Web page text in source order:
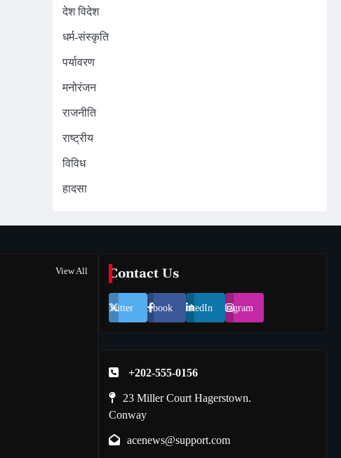
देश विदेश
धर्म-संस्कृति
पर्यावरण
मनोरंजन
राजनीति
राष्ट्रीय
विविध
हादसा
View All Contact Us
Twitter Facebook LinkedIn Instagram
+202-555-0156
23 Miller Court Hagerstown.
Conway
acenews@support.com